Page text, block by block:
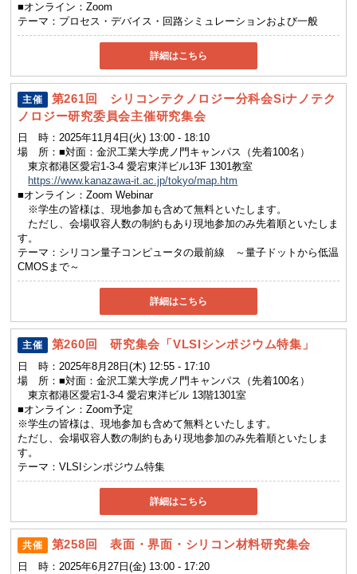
■オンライン：Zoom
テーマ： プロセス・デバイス・回路シミュレーションおよび一般
詳細はこちら
主催
第261回 シリコンテクノロジー分科会Siナノテク
ノロジー研究委員会主催研究集会
日 時：2025年11月4日(火) 13:00 - 18:10
場 所：■対面：金沢工業大学虎ノ門キャンパス（先着100名）
東京都港区愛宕1-3-4 愛宕東洋ビル13F 1301教室
https://www.kanazawa-it.ac.jp/tokyo/map.htm
■オンライン：Zoom Webinar
※学生の皆様は、現地参加も含めて無料といたします。
ただし、会場収容人数の制約もあり現地参加のみ先着順といたしま
す。
テーマ： シリコン量子コンピュータの最前線 ～量子ドットから低温
CMOSまで～
詳細はこちら
主催 第260回 研究集会「VLSIシンポジウム特集」
日 時：2025年8月28日(木) 12:55 - 17:10
場 所：■対面：金沢工業大学虎ノ門キャンパス（先着100名）
東京都港区愛宕1-3-4 愛宕東洋ビル 13階1301室
■オンライン：Zoom予定
※学生の皆様は、現地参加も含めて無料といたします。
ただし、会場収容人数の制約もあり現地参加のみ先着順といたしま
す。
テーマ：VLSIシンポジウム特集
詳細はこちら
共催 第258回 表面・界面・シリコン材料研究集会
日 時：2025年6月27日(金) 13:00 - 17:20